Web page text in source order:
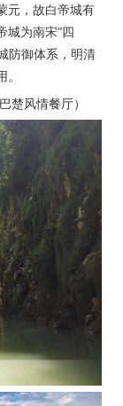
元，故白帝城有
城为南宋“四
防御体系，明清
风情餐厅）